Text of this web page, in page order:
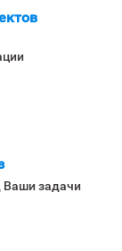
Ваши задачи